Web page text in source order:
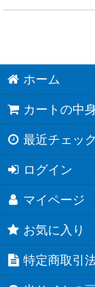
ホーム
カートの中
最近チェッ
ログイン
マイページ
お気に入り
特定商取引